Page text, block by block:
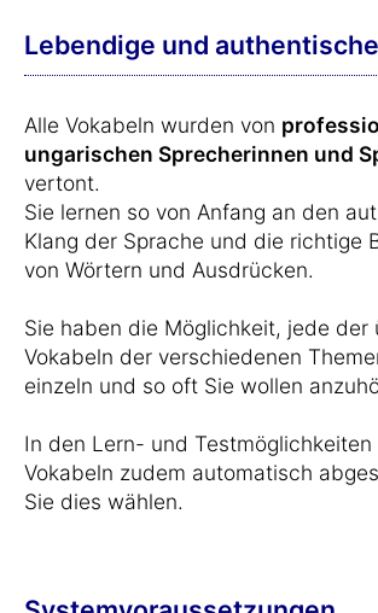
Lebendige und
Alle Vokabeln wurden von
ungarischen Sprecherinnen und
vertont.
Sie lernen so von Anfang an den
Klang der Sprache und die richtige
von Wörtern und Ausdrücken.
Sie haben die Möglichkeit, jede der
Vokabeln der verschiedenen
einzeln und so oft Sie wollen
In den Lern- und
Vokabeln zudem automatisch
Sie dies wählen.